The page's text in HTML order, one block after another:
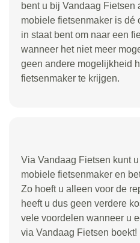
bent u bij Vandaag Fietsen
mobiele fietsenmaker is dé
in staat bent om naar een
wanneer het niet meer
geen andere mogelijkheid
fietsenmaker te krijgen.
Via Vandaag Fietsen kunt
mobiele fietsenmaker en
Zo hoeft u alleen voor de
heeft u dus geen verdere
vele voordelen wanneer u
via Vandaag Fietsen